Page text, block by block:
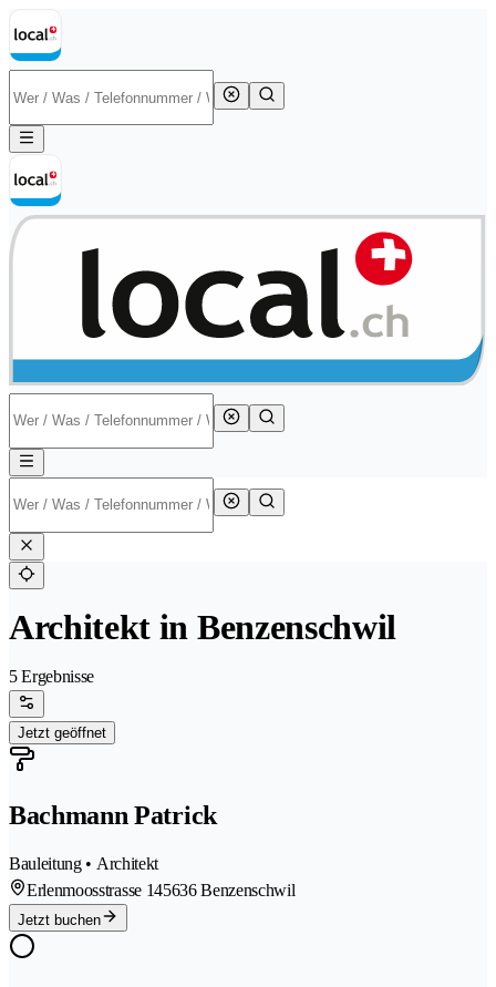
Architekt in Benzenschwil
5 Ergebnisse
Jetzt geöffnet
Bachmann Patrick
Bauleitung • Architekt
Erlenmoosstrasse 145636 Benzenschwil
Jetzt buchen